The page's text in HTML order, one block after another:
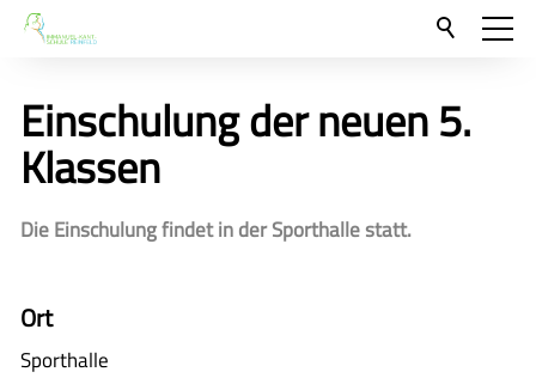
Neu hier?
Für Eltern und Schüler
Unsere Schulgemeinschaft
🇬🇧
Einschulung der neuen 5.
Klassen
Die Einschulung findet in der Sporthalle statt.
Ort
Sporthalle